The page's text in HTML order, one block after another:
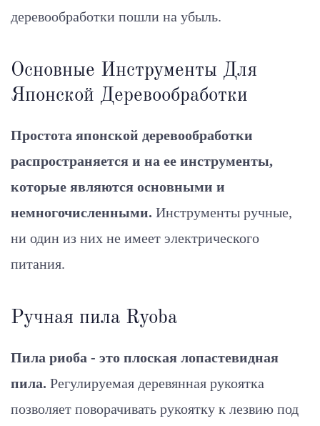
деревообработки пошли на убыль.
Основные Инструменты Для
Японской Деревообработки
Простота японской деревообработки
распространяется и на ее инструменты,
которые являются основными и
немногочисленными. Инструменты ручные,
ни один из них не имеет электрического
питания.
Ручная пила Ryoba
Пила риоба - это плоская лопастевидная
пила. Регулируемая деревянная рукоятка
позволяет поворачивать рукоятку к лезвию под